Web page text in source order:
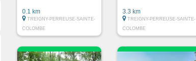
0.1 km
TREIGNY-PERREUSE-SAINTE-
COLOMBE
3.3 km
TREIGNY-PERREUSE-SAINTE-
COLOMBE